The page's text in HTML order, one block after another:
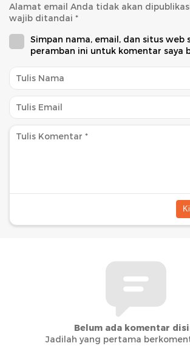
Alamat email Anda tidak akan
wajib ditandai *
Simpan nama, email, dan situs web
peramban ini untuk komentar saya
Belum ada komentar
Jadilah yang pertama